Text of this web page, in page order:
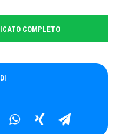
COMPLETO